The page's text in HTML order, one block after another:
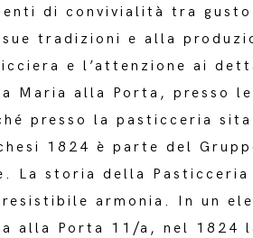
di convivialità tra
tradizioni e alla
e l’attenzione ai
Maria alla Porta, presso
presso la pasticceria
1824 è parte del
La storia della
armonia. In un
alla Porta 11/a, nel 1824